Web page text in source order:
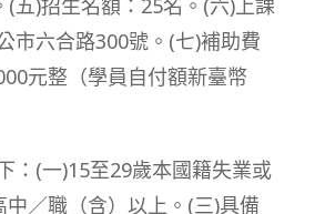
市六合路300號。(七)補助費
元整（學員自付額新臺幣
：(一)15至29歲本國籍失業或
／職（含）以上。(三)具備